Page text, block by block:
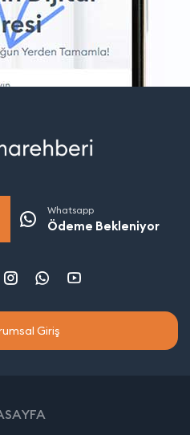
Whatsapp
Ödeme Bekleniyor
Giriş